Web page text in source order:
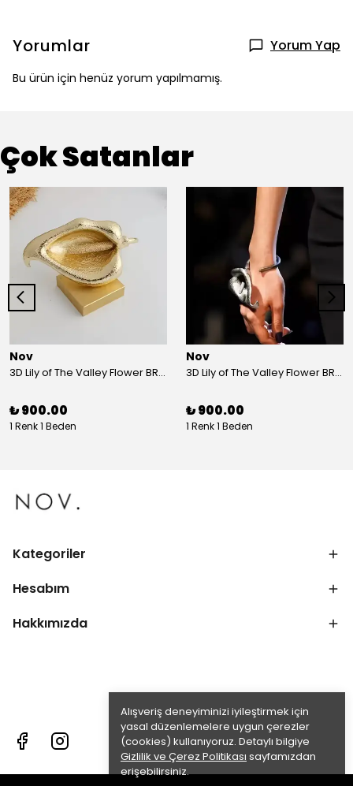
Alışveriş deneyiminizi iyileştirmek için
yasal düzenlemelere uygun çerezler
(cookies) kullanıyoruz. Detaylı bilgiye
Gizlilik ve Çerez Politikası sayfamızdan
erişebilirsiniz.
Yorumlar Yorum Yap
Bu ürün için henüz yorum yapılmamış.
Çok Satanlar
Nov
3D Lily of The Valley Flower BRACELET G
₺ 900.00
1 Renk 1 Beden
Nov
3D Lily of The Valley Flower BRACELET S
₺ 900.00
1 Renk 1 Beden
Kategoriler
Hesabım
Hakkımızda